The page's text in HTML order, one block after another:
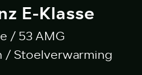
E-Klasse
/ 53 AMG
Stoelverwarming